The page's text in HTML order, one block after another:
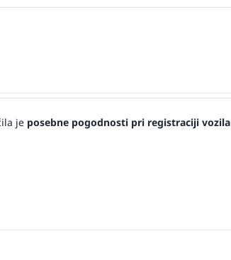
je posebne pogodnosti pri registraciji vozila